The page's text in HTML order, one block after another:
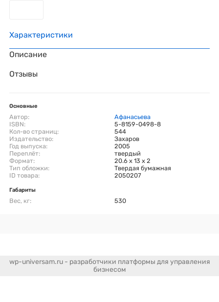
Характеристики
Описание
Отзывы
Основные
Автор:
Афанасьева
ISBN:
5-8159-0498-8
Кол-во страниц:
544
Издательство:
Захаров
Год выпуска:
2005
Переплёт:
твердый
Формат:
20.6 x 13 x 2
Тип обложки:
Твердая бумажная
ID товара:
2050207
Габариты
Вес, кг: 530
wp-universam.ru - разработчики платформы для управления
бизнесом